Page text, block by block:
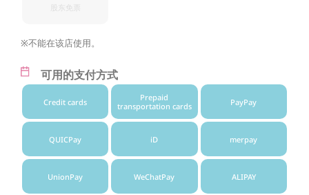
股东免票
※不能在该店使用。
可用的支付方式
Credit cards
Prepaid
transportation cards
PayPay
QUICPay iD merpay
UnionPay WeChatPay ALIPAY